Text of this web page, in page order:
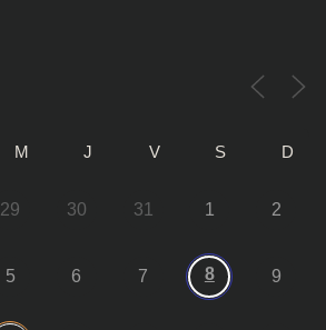
M J V S D
29 30 31 1 2
5 6 7 8 9